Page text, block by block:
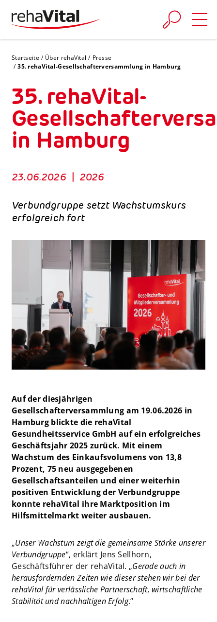
Startseite Über rehaVital
Presse
35. rehaVital-Gesellschafterversammlung in Hamburg
35. rehaVital-
in Hamburg
23.06.2026 | 2026
Verbundgruppe setzt Wachstumskurs
erfolgreich fort
Auf der diesjährigen
Gesellschafterversammlung am 19.06.2026 in
Hamburg blickte die rehaVital
Gesundheitsservice GmbH auf ein erfolgreiches
Geschäftsjahr 2025 zurück. Mit einem
Wachstum des Einkaufsvolumens von 13,8
Prozent, 75 neu ausgegebenen
Gesellschaftsanteilen und einer weiterhin
positiven Entwicklung der Verbundgruppe
konnte rehaVital ihre Marktposition im
Hilfsmittelmarkt weiter ausbauen.
„Unser Wachstum zeigt die gemeinsame Stärke unserer
Verbundgruppe“, erklärt Jens Sellhorn,
Geschäftsführer der rehaVital. „Gerade auch in
herausfordernden Zeiten wie dieser stehen wir bei der
rehaVital für verlässliche Partnerschaft, wirtschaftliche
Stabilität und nachhaltigen Erfolg.“